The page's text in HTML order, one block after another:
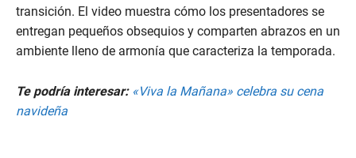
s
o
f
4
e
o
transición. El video muestra cómo los presentadores se
entregan pequeños obsequios y comparten abrazos en un
ambiente lleno de armonía que caracteriza la temporada.
Te podría interesar: «Viva la Mañana» celebra su cena
navideña